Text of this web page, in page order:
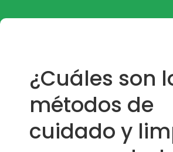
¿Cuáles son
métodos de
cuidado y